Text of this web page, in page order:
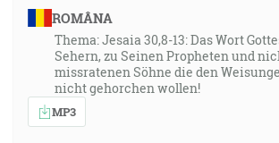
ROMÂNA
Thema: Jesaia 30,8-13: Das Wort
Sehern, zu Seinen Propheten und
missratenen Söhne die den
nicht gehorchen wollen!
MP3